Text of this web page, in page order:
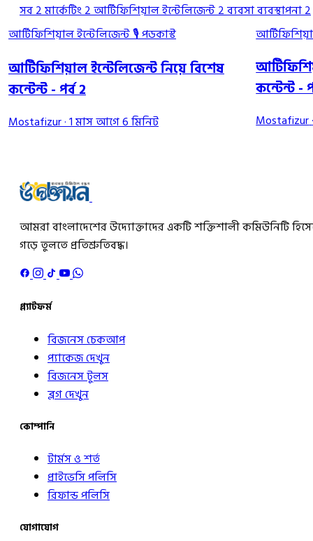
সব2মার্কেটিং2আর্টিফিশিয়াল ইন্টেলিজেন্ট2ব্যবসা ব্যবস্থাপনা2
আর্টিফিশিয়াল ইন্টেলিজেন্ট🎙 পডকাস্ট
আর্টিফিশিয়াল ইন্টেলিজেন্ট নিয়ে বিশেষ
কন্টেন্ট - পর্ব 2
Mostafizur·1 মাস আগে6 মিনিট
কন্টেন্ট -
Mostafizur
আমরা বাংলাদেশের উদ্যোক্তাদের একটি শক্তিশালী কমিউনিটি
গড়ে তুলতে প্রতিশ্রুতিবদ্ধ।
প্ল্যাটফর্ম
বিজনেস চেকআপ
প্যাকেজ দেখুন
বিজনেস টুলস
ব্লগ দেখুন
কোম্পানি
টার্মস ও শর্ত
প্রাইভেসি পলিসি
রিফান্ড পলিসি
যোগাযোগ